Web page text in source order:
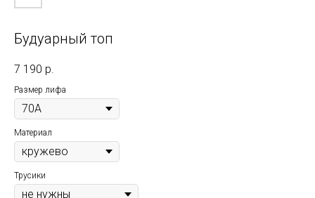
Будуарный топ
7 190 р.
Размер лифа
Материал
Трусики